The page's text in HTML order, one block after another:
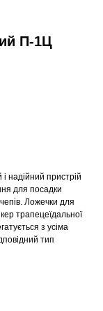
П-1Ц
надійний пристрій
для посадки
Ложечки для
трапецеїдальної
з усіма
тип